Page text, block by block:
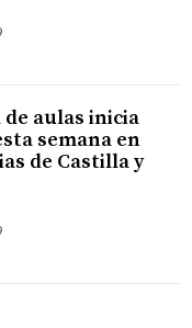
aulas inicia
semana en
de Castilla y